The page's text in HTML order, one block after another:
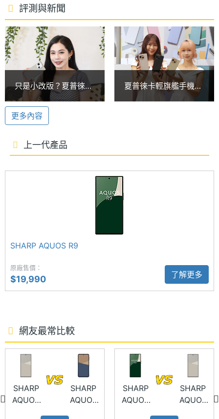
高通 Snapdragon 7+ Gen 3
SHARP AQUOS R10 運行 Android 15 作業系統，內
建 Qualcomm Snapdragon 7+ Gen 3 八核心處理
器，內建 12GB RAM / 256GB ROM、12GB RAM /
512GB ROM，同時支援 microSD 記憶卡擴充；具備
5G 網路、搭配 eSIM 可雙卡雙待、Wi-Fi 7、藍牙
5.4、NFC、UWB。續航方面配置 5,000mAh 電池，
支援 36W 充電速度、PD 3.0 快充。
生成式 AI 電話助手
SHARP AQUOS R10 在散熱方面採用全新散熱結構，
於超導熱板與 CPU 之間加入高導熱銅塊，有效分散熱
表現。AI 應用上，SHARP AQUOS R10 還支援生成式
成備忘筆記。若偵測到對話中有「日期與時間」資
訊，系統還會主動建議加入行事曆，讓用戶行程管理
5,030 萬畫素雙鏡頭
SHARP AQUOS R10 後置 5,030 萬畫素主鏡頭 +
5,030 萬畫素 122° 超廣角鏡頭，並由德國 Leica
Camera AG 監製的相機系統，搭載 1/1.55 吋新型感光
元件，有效提升低光源下的拍攝清晰度，減少噪點，
處理器
時脈
2.8+2.6+1.9 GHz
處理器
核心數
8
圖形處
理器
Adreno 732
RAM記
憶體
記憶體
LPDDR5X
256 GB, 512 GB
最大擴
充儲存
電池容
量
5000 mAh
顯示螢幕
主螢幕
尺寸
6.5 inch
評測與新聞
只是小改版？夏普徠卡
手機SHARP AQUOS
R10開箱跑分
夏普徠卡輕旗艦手機
SHARP AQUOS R10
更多內容
上一代產品
SHARP AQUOS R9
原廠售價：
$19,990 了解更多
網友最常比較
SHARP
AQUOS
SHARP
AQUOS
SHARP
AQUOS
SHARP
AQUOS